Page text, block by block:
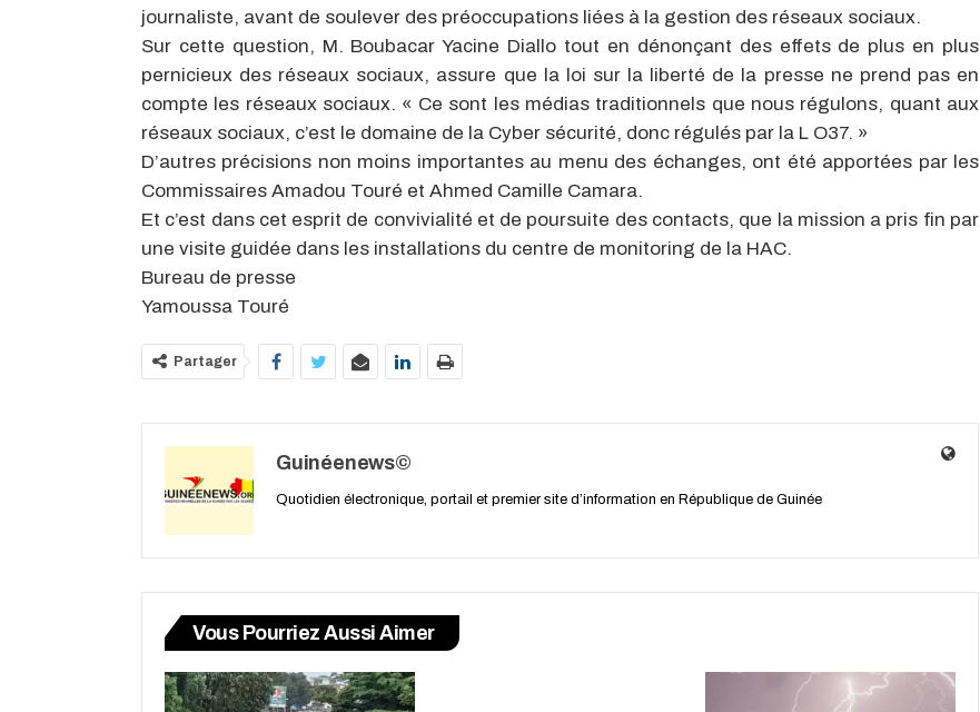
journaliste, avant de soulever des préoccupations liées à la gestion des réseaux sociaux.
Sur cette question, M. Boubacar Yacine Diallo tout en dénonçant des effets de plus en plus
pernicieux des réseaux sociaux, assure que la loi sur la liberté de la presse ne prend pas en
compte les réseaux sociaux. « Ce sont les médias traditionnels que nous régulons, quant aux
réseaux sociaux, c’est le domaine de la Cyber sécurité, donc régulés par la L O37. »
D’autres précisions non moins importantes au menu des échanges, ont été apportées par les
Commissaires Amadou Touré et Ahmed Camille Camara.
Et c’est dans cet esprit de convivialité et de poursuite des contacts, que la mission a pris fin par
une visite guidée dans les installations du centre de monitoring de la HAC.
Bureau de presse
Yamoussa Touré
Partager
Guinéenews©
Quotidien électronique, portail et premier site d’information en République de Guinée
Vous Pourriez Aussi Aimer